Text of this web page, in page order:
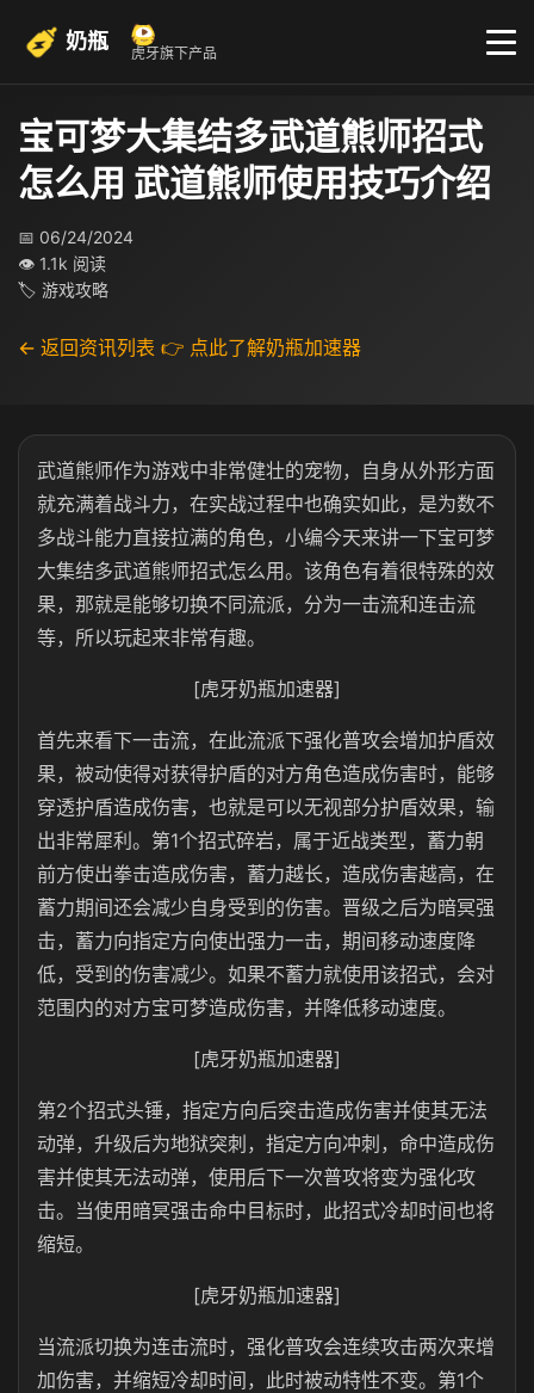
奶瓶 虎牙旗下产品
宝可梦大集结多武道熊师招式
怎么用 武道熊师使用技巧介绍
📅 06/24/2024
👁 1.1k 阅读
🏷 游戏攻略
← 返回资讯列表 👉 点此了解奶瓶加速器
武道熊师作为游戏中非常健壮的宠物，自身从外形方面
就充满着战斗力，在实战过程中也确实如此，是为数不
多战斗能力直接拉满的角色，小编今天来讲一下宝可梦
大集结多武道熊师招式怎么用。该角色有着很特殊的效
果，那就是能够切换不同流派，分为一击流和连击流
等，所以玩起来非常有趣。
[虎牙奶瓶加速器]
首先来看下一击流，在此流派下强化普攻会增加护盾效
果，被动使得对获得护盾的对方角色造成伤害时，能够
穿透护盾造成伤害，也就是可以无视部分护盾效果，输
出非常犀利。第1个招式碎岩，属于近战类型，蓄力朝
前方使出拳击造成伤害，蓄力越长，造成伤害越高，在
蓄力期间还会减少自身受到的伤害。晋级之后为暗冥强
击，蓄力向指定方向使出强力一击，期间移动速度降
低，受到的伤害减少。如果不蓄力就使用该招式，会对
范围内的对方宝可梦造成伤害，并降低移动速度。
[虎牙奶瓶加速器]
第2个招式头锤，指定方向后突击造成伤害并使其无法
动弹，升级后为地狱突刺，指定方向冲刺，命中造成伤
害并使其无法动弹，使用后下一次普攻将变为强化攻
击。当使用暗冥强击命中目标时，此招式冷却时间也将
缩短。
[虎牙奶瓶加速器]
当流派切换为连击流时，强化普攻会连续攻击两次来增
加伤害，并缩短冷却时间，此时被动特性不变。第1个